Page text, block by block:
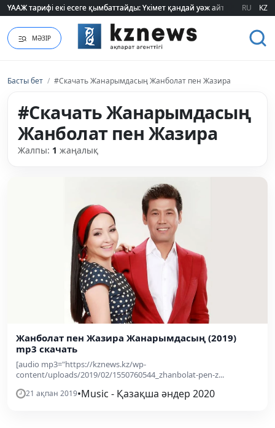
ҮААЖ тарифі екі есеге қымбаттайды: Үкімет қандай уәж айтады?
ҮААЖ тарифі екі есеге қымбаттайды: Үкімет қандай уәж айтады? RU KZ
МӘЗІР
Басты бет / #Скачать Жанарымдасың Жанболат пен Жазира
#Скачать Жанарымдасың
Жанболат пен Жазира
Жалпы: 1 жаңалық
Жанболат пен Жазира Жанарымдасың (2019)
mp3 скачать
[audio mp3="https://kznews.kz/wp-
content/uploads/2019/02/1550760544_zhanbolat-pen-z...
21 ақпан 2019•Music - Қазақша әндер 2020